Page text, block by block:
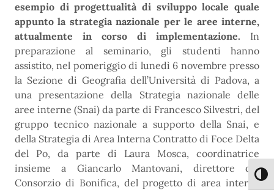
esempio di progettualità di sviluppo locale quale
appunto la strategia nazionale per le aree interne,
attualmente in corso di implementazione. In
preparazione al seminario, gli studenti hanno
assistito, nel pomeriggio di lunedì 6 novembre presso
la Sezione di Geografia dell’Università di Padova, a
una presentazione della Strategia nazionale delle
aree interne (Snai) da parte di Francesco Silvestri, del
gruppo tecnico nazionale a supporto della Snai, e
della Strategia di Area Interna Contratto di Foce Delta
del Po, da parte di Laura Mosca, coordinatrice
insieme a Giancarlo Mantovani, direttore del
Consorzio di Bonifica, del progetto di area interna